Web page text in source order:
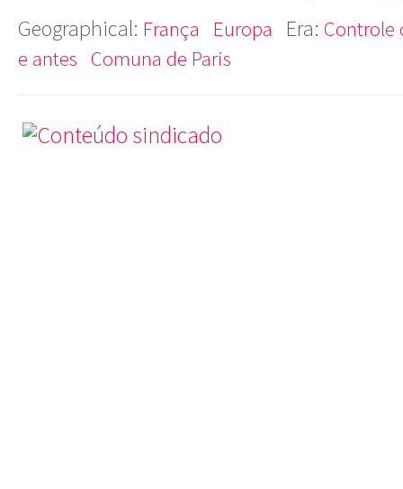
Geographical: França Europa Era: Controle
e antes Comuna de Paris